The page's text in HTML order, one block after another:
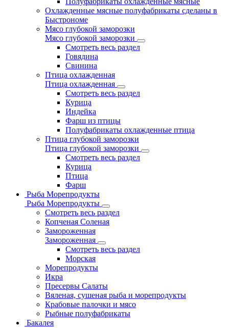
Охлажденные мясные полуфабрикаты сделаны в
Быстрономе
Мясо глубокой заморозки
Мясо глубокой заморозки
Смотреть весь раздел
Говядина
Свинина
Птица охлажденная
Птица охлажденная
Смотреть весь раздел
Курица
Индейка
Фарш из птицы
Полуфабрикаты охлажденные птица
Птица глубокой заморозки
Птица глубокой заморозки
Смотреть весь раздел
Курица
Птица
Фарш
Рыба Морепродукты
Рыба Морепродукты
Смотреть весь раздел
Копченая Соленая
Замороженная
Замороженная
Смотреть весь раздел
Морская
Морепродукты
Икра
Пресервы Салаты
Вяленая, сушеная рыба и морепродукты
Крабовые палочки и мясо
Рыбные полуфабрикаты
Бакалея